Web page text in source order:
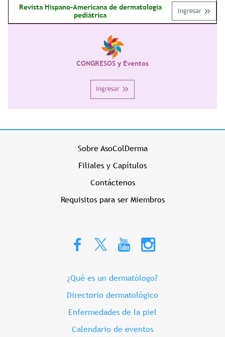
Revista Hispano-Americana de dermatología
pediátrica
Ingresar
CONGRESOS y Eventos
Ingresar
Menu Prehome Izquierdo
Sobre AsoColDerma
Filiales y Capítulos
Contáctenos
Requisitos para ser Miembros
Menu Prehome Derecho
¿Qué es un dermatólogo?
Directorio dermatológico
Enfermedades de la piel
Calendario de eventos